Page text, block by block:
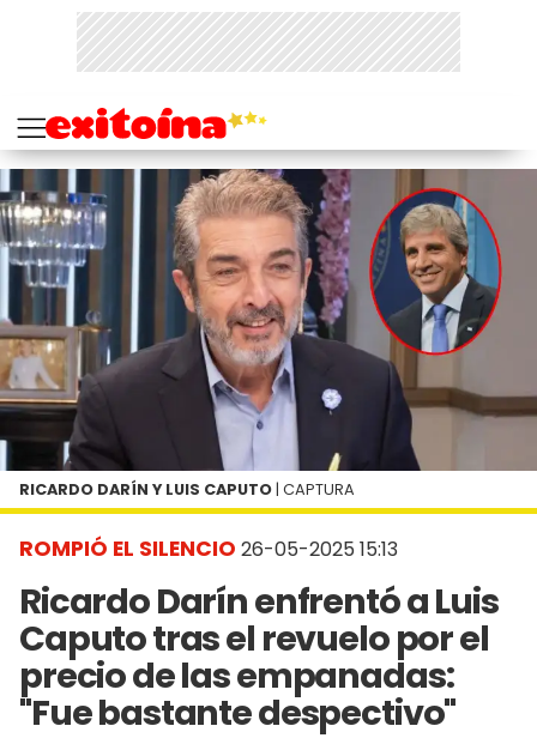
ROMPIÓ EL SILENCIO 26-05-2025 15:13
Ricardo Darín enfrentó a Luis
Caputo tras el revuelo por el
precio de las empanadas:
"Fue bastante despectivo"
RICARDO DARÍN Y LUIS CAPUTO | CAPTURA